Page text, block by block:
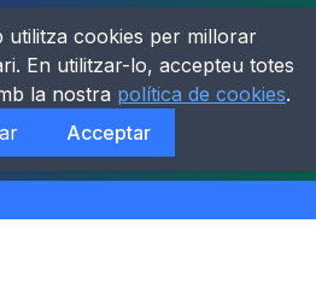
utilitza cookies per millorar
En utilitzar-lo, accepteu totes
la nostra política de cookies.
Acceptar